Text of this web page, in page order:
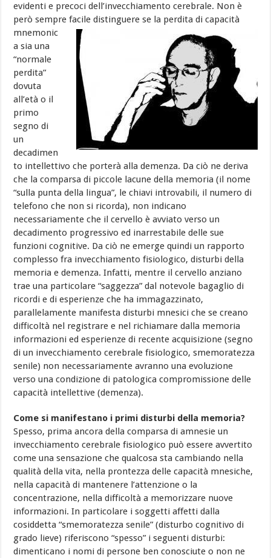
evidenti e precoci dell’invecchiamento cerebrale. Non è
però sempre faciledistinguere se la perdita di capacità
mnemonic
a sia una
“normale
perdita”
dovuta
all’età o il
primo
segno di
un
decadimen
to intellettivo che porterà alla demenza. Da ciò ne deriva
che la comparsa di piccole lacune della memoria (il nome
“sulla punta della lingua”, le chiavi introvabili, il numero di
telefono che non si ricorda), non indicano
necessariamente che il cervello è avviato verso un
decadimento progressivo ed inarrestabile delle sue
funzioni cognitive. Da ciò ne emerge quindi un rapporto
complesso fra invecchiamento fisiologico, disturbi della
memoria e demenza. Infatti, mentre il cervello anziano
trae una particolare “saggezza” dal notevole bagaglio di
ricordi e di esperienze che ha immagazzinato,
parallelamente manifesta disturbi mnesici che se creano
difficoltà nel registrare e nel richiamare dalla memoria
informazioni ed esperienze di recente acquisizione (segno
di un invecchiamento cerebrale fisiologico, smemoratezza
senile) non necessariamente avranno una evoluzione
verso una condizione di patologica compromissione delle
capacità intellettive (demenza).
Come si manifestano i primi disturbi della memoria?
Spesso, prima ancora della comparsa di amnesie un
invecchiamento cerebrale fisiologico può essere avvertito
come una sensazione che qualcosa sta cambiando nella
qualità della vita, nella prontezza delle capacità mnesiche,
nella capacità di mantenere l’attenzione o la
concentrazione, nella difficoltà a memorizzare nuove
informazioni. In particolare i soggetti affetti dalla
cosiddetta “smemoratezza senile” (disturbo cognitivo di
grado lieve) riferiscono “spesso” i seguenti disturbi:
dimenticano i nomi di persone ben conosciute o non ne